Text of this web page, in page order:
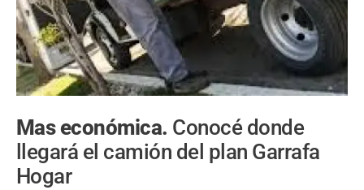
Mas económica. Conocé donde
llegará el camión del plan Garrafa
Hogar